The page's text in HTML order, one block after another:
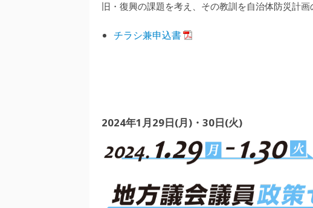
旧・復興の課題を考え、その教訓を自治体防災計画
チラシ兼申込書
2024年1月29日(月)・30日(火)